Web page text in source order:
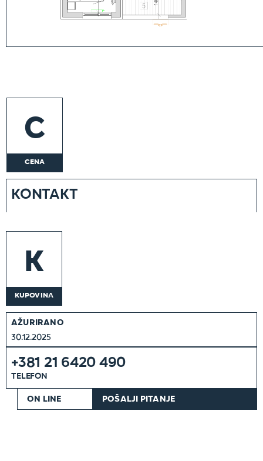
C
CENA
KONTAKT
K
KUPOVINA
AŽURIRANO
30.12.2025
+381 21 6420 490
TELEFON
ON LINE POŠALJI PITANJE